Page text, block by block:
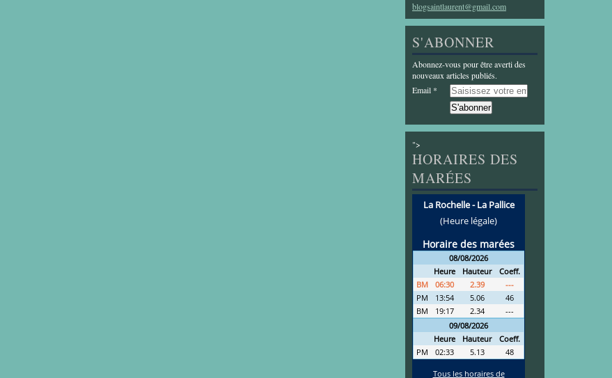
blogsaintlaurent@gmail.com
S'ABONNER
Abonnez-vous pour être averti des
nouveaux articles publiés.
Email
">
HORAIRES DES
MARÉES